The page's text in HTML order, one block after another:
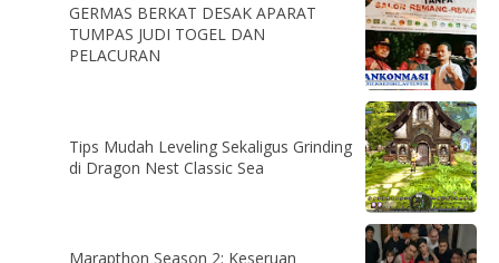
GERMAS BERKAT DESAK APARAT
TUMPAS JUDI TOGEL DAN
PELACURAN
Tips Mudah Leveling Sekaligus Grinding
di Dragon Nest Classic Sea
Marapthon Season 2: Keseruan